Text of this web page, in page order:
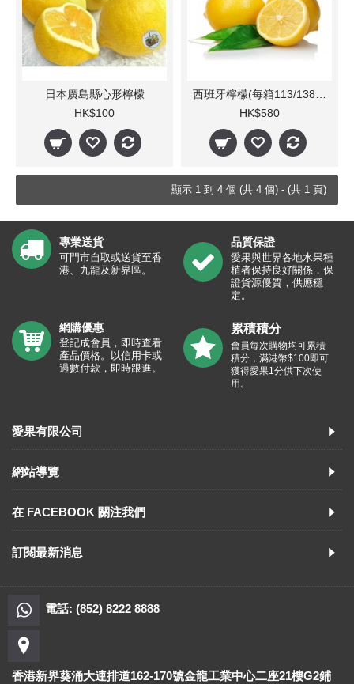
日本廣島縣心形檸檬
HK$100
HK$580
顯示 1 到 4 個 (共 4 個) - (共 1 頁)
專業送貨
可門市自取或送貨至香
港、九龍及新界區。
品質保證
愛果與世界各地水果種
植者保持良好關係，保
證貨源優質，供應穩
定。
網購優惠
登記成會員，即時查看
產品價格。以信用卡或
過數付款，即時跟進。
累積積分
會員每次購物均可累積
積分，滿港幣$100即可
獲得愛果1分供下次使
用。
愛果有限公司
網站導覽
在 FACEBOOK 關注我們
訂閱最新消息
電話: (852) 8222 8888
香港新界葵涌大連排道162-170號金龍工業中心二座21樓G2鋪